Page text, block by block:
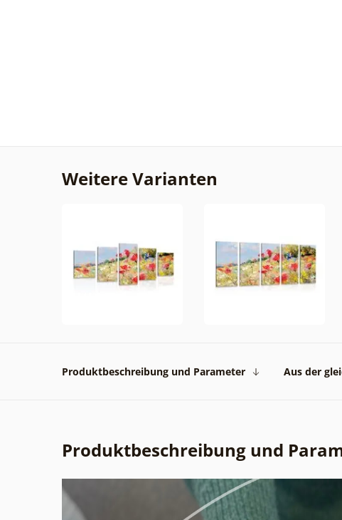
Weitere Varianten
Produktbeschreibung und Parameter Aus der
Produktbeschreibung und